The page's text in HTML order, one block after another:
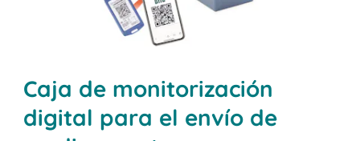
Caja de monitorización
digital para el envío de